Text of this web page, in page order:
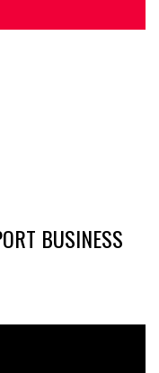
BUSINESS